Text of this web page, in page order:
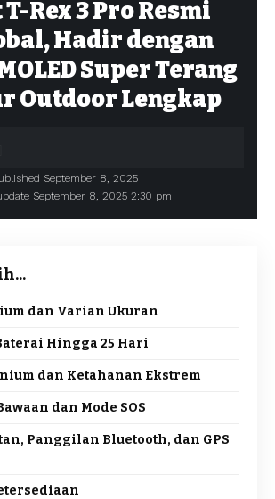
Rex 3 Pro Resmi
Hadir dengan
Super Terang
Outdoor Lengkap
September 8, 2025 2:30 pm
September 8, 2025
dan Varian Ukuran
Hingga 25 Hari
dan Ketahanan Ekstrem
dan Mode SOS
Panggilan Bluetooth, dan GPS